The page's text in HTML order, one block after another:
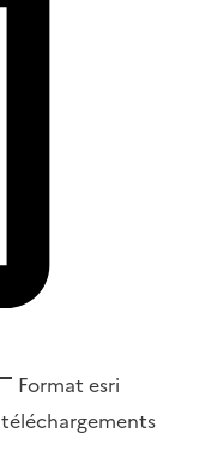
Format esri
téléchargements